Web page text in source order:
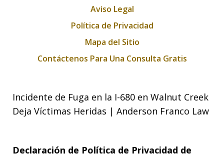
Aviso Legal
Política de Privacidad
Mapa del Sitio
Contáctenos Para Una Consulta Gratis
Incidente de Fuga en la I-680 en Walnut Creek
Deja Víctimas Heridas | Anderson Franco Law
Declaración de Política de Privacidad de